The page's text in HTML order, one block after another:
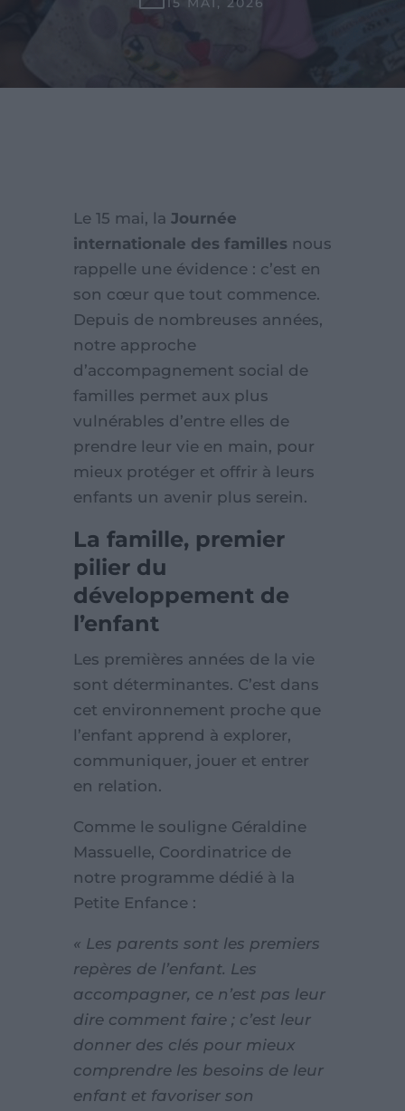
Le 15 mai, la Journée
internationale des familles nous
rappelle une évidence : c’est en
son cœur que tout commence.
Depuis de nombreuses années,
notre approche
d’accompagnement social de
familles permet aux plus
vulnérables d’entre elles de
prendre leur vie en main, pour
mieux protéger et offrir à leurs
enfants un avenir plus serein.
La famille, premier
pilier du
développement de
l’enfant
Les premières années de la vie
sont déterminantes. C’est dans
cet environnement proche que
l’enfant apprend à explorer,
communiquer, jouer et entrer
en relation.
Comme le souligne Géraldine
Massuelle, Coordinatrice de
notre programme dédié à la
Petite Enfance :
« Les parents sont les premiers
repères de l’enfant. Les
accompagner, ce n’est pas leur
dire comment faire ; c’est leur
donner des clés pour mieux
comprendre les besoins de leur
enfant et favoriser son